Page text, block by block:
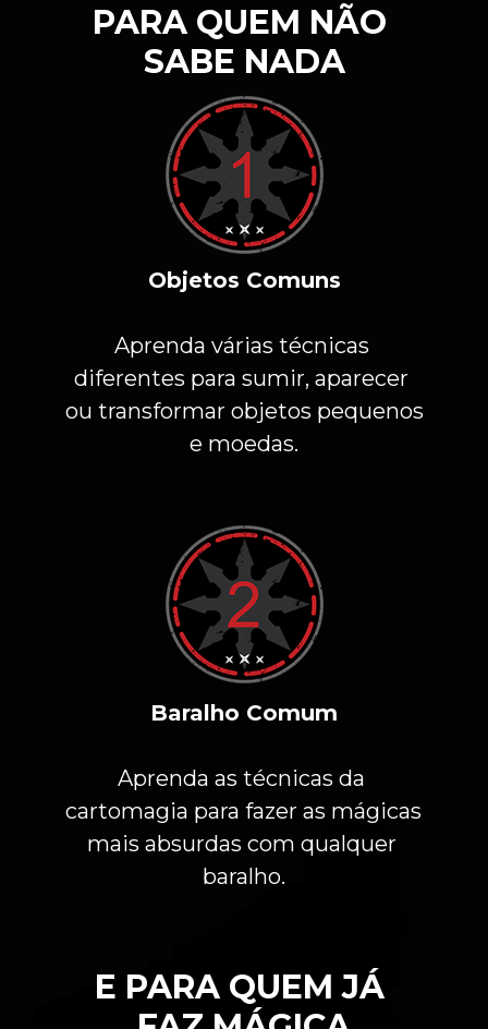
Objetos Comuns
Aprenda várias técnicas
diferentes para sumir, aparecer
ou transformar objetos pequenos
e moedas.
Baralho Comum
Aprenda as técnicas da
cartomagia para fazer as mágicas
mais absurdas com qualquer
baralho.
PARA QUEM NÃO
SABE NADA
E PARA QUEM JÁ